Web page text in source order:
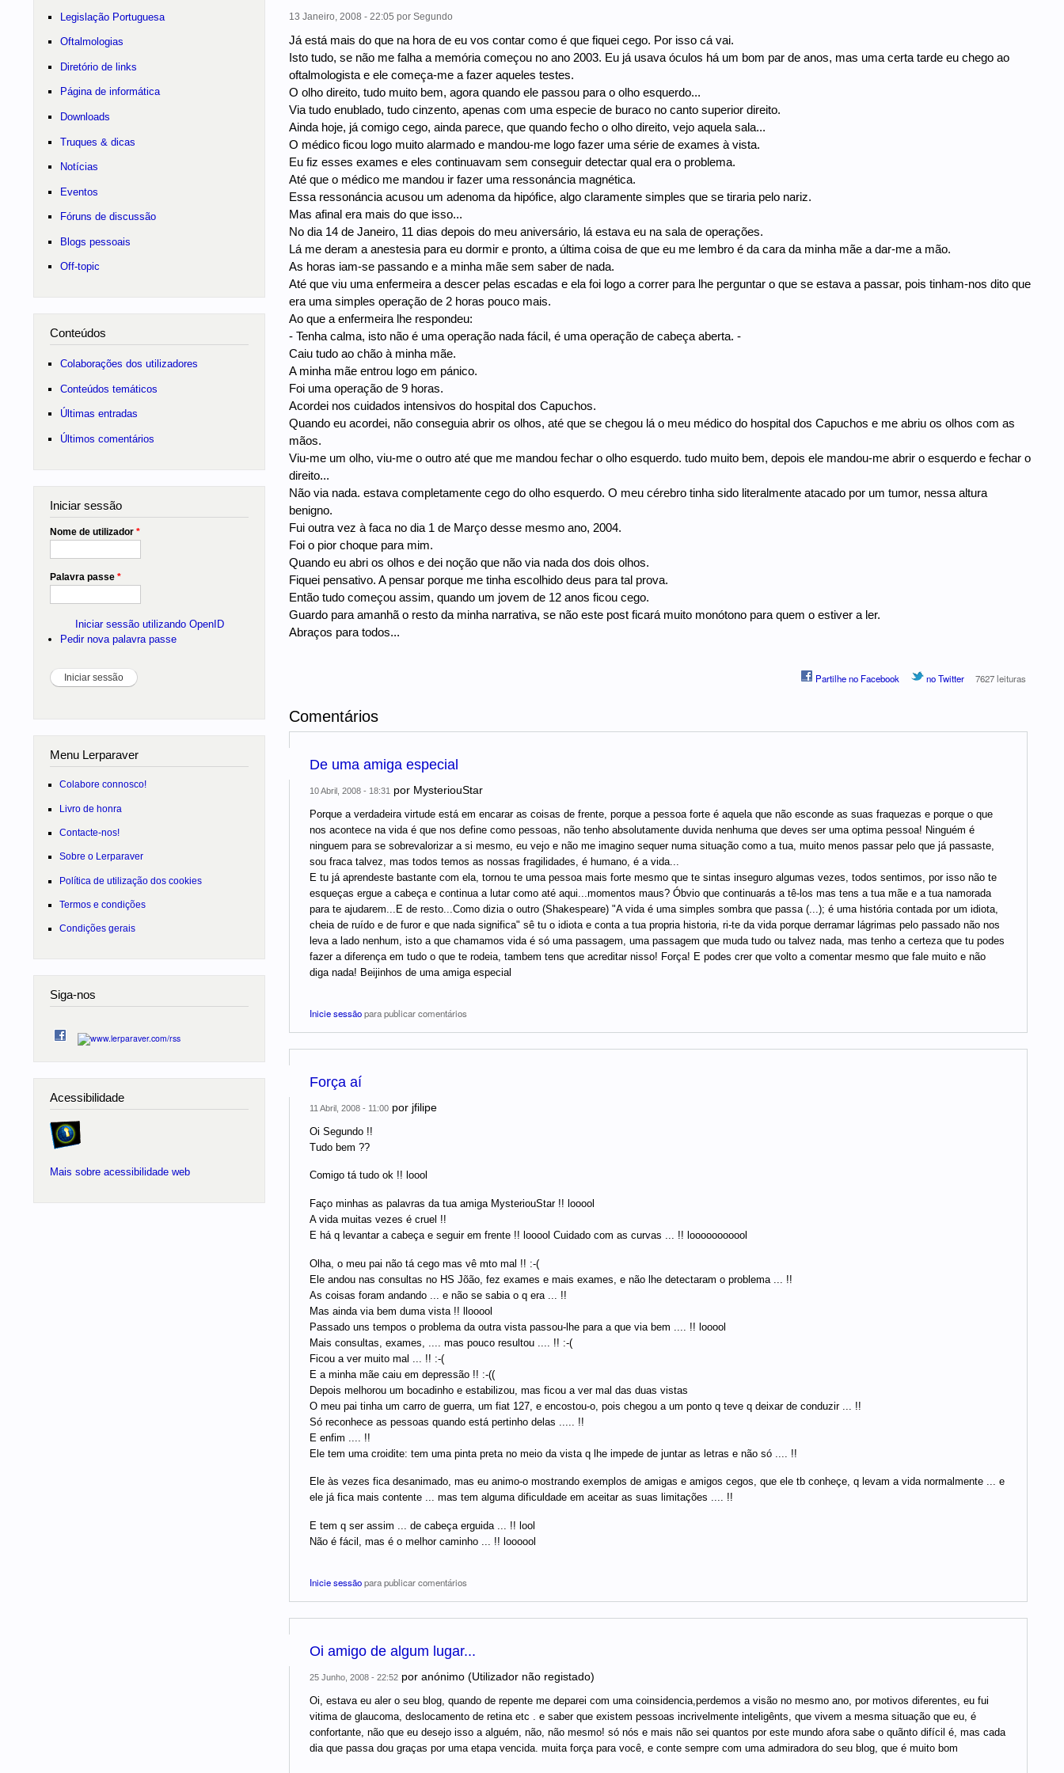
13 Janeiro, 2008 - 22:05 por Segundo
Já está mais do que na hora de eu vos contar como é que fiquei cego. Por isso cá vai.
Isto tudo, se não me falha a memória começou no ano 2003. Eu já usava óculos há um bom par de anos, mas uma certa tarde eu chego ao
oftalmologista e ele começa-me a fazer aqueles testes.
O olho direito, tudo muito bem, agora quando ele passou para o olho esquerdo...
Via tudo enublado, tudo cinzento, apenas com uma especie de buraco no canto superior direito.
Ainda hoje, já comigo cego, ainda parece, que quando fecho o olho direito, vejo aquela sala...
O médico ficou logo muito alarmado e mandou-me logo fazer uma série de exames à vista.
Eu fiz esses exames e eles continuavam sem conseguir detectar qual era o problema.
Até que o médico me mandou ir fazer uma ressonáncia magnética.
Essa ressonáncia acusou um adenoma da hipófice, algo claramente simples que se tiraria pelo nariz.
Mas afinal era mais do que isso...
No dia 14 de Janeiro, 11 dias depois do meu aniversário, lá estava eu na sala de operações.
Lá me deram a anestesia para eu dormir e pronto, a última coisa de que eu me lembro é da cara da minha mãe a dar-me a mão.
As horas iam-se passando e a minha mãe sem saber de nada.
Até que viu uma enfermeira a descer pelas escadas e ela foi logo a correr para lhe perguntar o que se estava a passar, pois tinham-nos dito que
era uma simples operação de 2 horas pouco mais.
Ao que a enfermeira lhe respondeu:
- Tenha calma, isto não é uma operação nada fácil, é uma operação de cabeça aberta. -
Caiu tudo ao chão à minha mãe.
A minha mãe entrou logo em pánico.
Foi uma operação de 9 horas.
Acordei nos cuidados intensivos do hospital dos Capuchos.
Quando eu acordei, não conseguia abrir os olhos, até que se chegou lá o meu médico do hospital dos Capuchos e me abriu os olhos com as
mãos.
Viu-me um olho, viu-me o outro até que me mandou fechar o olho esquerdo. tudo muito bem, depois ele mandou-me abrir o esquerdo e fechar o
direito...
Não via nada. estava completamente cego do olho esquerdo. O meu cérebro tinha sido literalmente atacado por um tumor, nessa altura
benigno.
Fui outra vez à faca no dia 1 de Março desse mesmo ano, 2004.
Foi o pior choque para mim.
Quando eu abri os olhos e dei noção que não via nada dos dois olhos.
Fiquei pensativo. A pensar porque me tinha escolhido deus para tal prova.
Então tudo começou assim, quando um jovem de 12 anos ficou cego.
Guardo para amanhã o resto da minha narrativa, se não este post ficará muito monótono para quem o estiver a ler.
Abraços para todos...
Partilhe no Facebook no Twitter 7627 leituras
Comentários
De uma amiga especial
10 Abril, 2008 - 18:31 por MysteriouStar
Porque a verdadeira virtude está em encarar as coisas de frente, porque a pessoa forte é aquela que não esconde as suas fraquezas e porque o que
nos acontece na vida é que nos define como pessoas, não tenho absolutamente duvida nenhuma que deves ser uma optima pessoa! Ninguém é
ninguem para se sobrevalorizar a si mesmo, eu vejo e não me imagino sequer numa situação como a tua, muito menos passar pelo que já passaste,
sou fraca talvez, mas todos temos as nossas fragilidades, é humano, é a vida...
E tu já aprendeste bastante com ela, tornou te uma pessoa mais forte mesmo que te sintas inseguro algumas vezes, todos sentimos, por isso não te
esqueças ergue a cabeça e continua a lutar como até aqui...momentos maus? Óbvio que continuarás a tê-los mas tens a tua mãe e a tua namorada
para te ajudarem...E de resto...Como dizia o outro (Shakespeare) "A vida é uma simples sombra que passa (...); é uma história contada por um idiota,
cheia de ruído e de furor e que nada significa" sê tu o idiota e conta a tua propria historia, ri-te da vida porque derramar lágrimas pelo passado não nos
leva a lado nenhum, isto a que chamamos vida é só uma passagem, uma passagem que muda tudo ou talvez nada, mas tenho a certeza que tu podes
fazer a diferença em tudo o que te rodeia, tambem tens que acreditar nisso! Força! E podes crer que volto a comentar mesmo que fale muito e não
diga nada! Beijinhos de uma amiga especial
Inicie sessãopara publicar comentários
Força aí
11 Abril, 2008 - 11:00por jfilipe
Oi Segundo !!
Tudo bem ??
Comigo tá tudo ok !! loool
Faço minhas as palavras da tua amiga MysteriouStar !! looool
A vida muitas vezes é cruel !!
E há q levantar a cabeça e seguir em frente !! looool Cuidado com as curvas ... !! looooooooool
Olha, o meu pai não tá cego mas vê mto mal !! :-(
Ele andou nas consultas no HS Jõão, fez exames e mais exames, e não lhe detectaram o problema ... !!
As coisas foram andando ... e não se sabia o q era ... !!
Mas ainda via bem duma vista !! llooool
Passado uns tempos o problema da outra vista passou-lhe para a que via bem .... !! looool
Mais consultas, exames, .... mas pouco resultou .... !! :-(
Ficou a ver muito mal ... !! :-(
E a minha mãe caiu em depressão !! :-((
Depois melhorou um bocadinho e estabilizou, mas ficou a ver mal das duas vistas
O meu pai tinha um carro de guerra, um fiat 127, e encostou-o, pois chegou a um ponto q teve q deixar de conduzir ... !!
Só reconhece as pessoas quando está pertinho delas ..... !!
E enfim .... !!
Ele tem uma croidite: tem uma pinta preta no meio da vista q lhe impede de juntar as letras e não só .... !!
Ele às vezes fica desanimado, mas eu animo-o mostrando exemplos de amigas e amigos cegos, que ele tb conheçe, q levam a vida normalmente ... e
ele já fica mais contente ... mas tem alguma dificuldade em aceitar as suas limitações .... !!
E tem q ser assim ... de cabeça erguida ... !! lool
Não é fácil, mas é o melhor caminho ... !! loooool
Inicie sessãopara publicar comentários
Oi amigo de algum lugar...
25 Junho, 2008 - 22:52por anónimo (Utilizador não registado)
Oi, estava eu aler o seu blog, quando de repente me deparei com uma coinsidencia,perdemos a visão no mesmo ano, por motivos diferentes, eu fui
vitima de glaucoma, deslocamento de retina etc . e saber que existem pessoas incrivelmente inteligênts, que vivem a mesma situação que eu, é
confortante, não que eu desejo isso a alguém, não, não mesmo! só nós e mais não sei quantos por este mundo afora sabe o quãnto difícil é, mas cada
dia que passa dou graças por uma etapa vencida. muita força para você, e conte sempre com uma admiradora do seu blog, que é muito bom
Legislação Portuguesa
Oftalmologias
Diretório de links
Página de informática
Downloads
Truques & dicas
Notícias
Eventos
Fóruns de discussão
Blogs pessoais
Off-topic
Conteúdos
Colaborações dos utilizadores
Conteúdos temáticos
Últimas entradas
Últimos comentários
Iniciar sessão
Nome de utilizador *
Palavra passe *
Iniciar sessão utilizando OpenID
Pedir nova palavra passe
Menu Lerparaver
Colabore connosco!
Livro de honra
Contacte-nos!
Sobre o Lerparaver
Política de utilização dos cookies
Termos e condições
Condições gerais
Siga-nos
Acessibilidade
Mais sobre acessibilidade web